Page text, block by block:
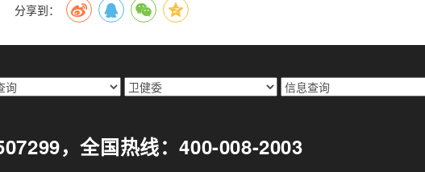
分享到：
，全国热线：400-008-2003